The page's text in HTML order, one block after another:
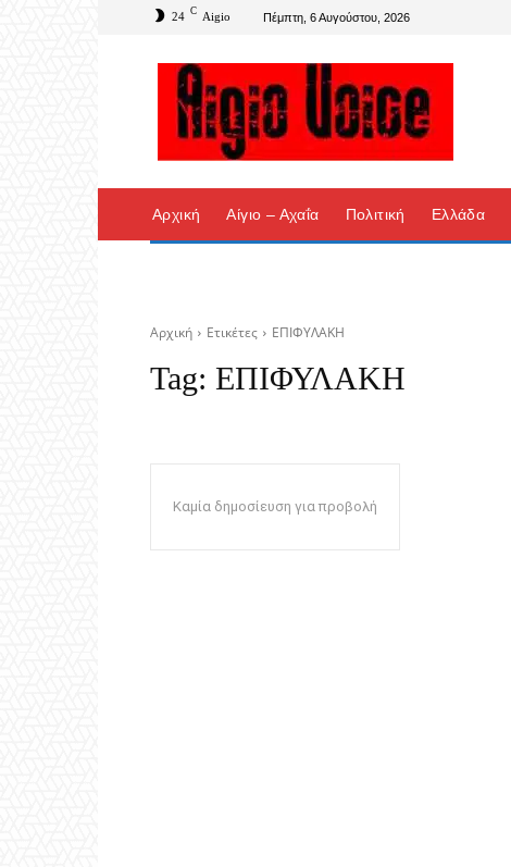
24 C Aigio Πέμπτη, 6 Αυγούστου, 2026
Αρχική Αίγιο – Αχαΐα Πολιτική Ελλάδα
Αρχική Ετικέτες ΕΠΙΦΥΛΑΚΗ
Tag: ΕΠΙΦΥΛΑΚΗ
Καμία δημοσίευση για προβολή